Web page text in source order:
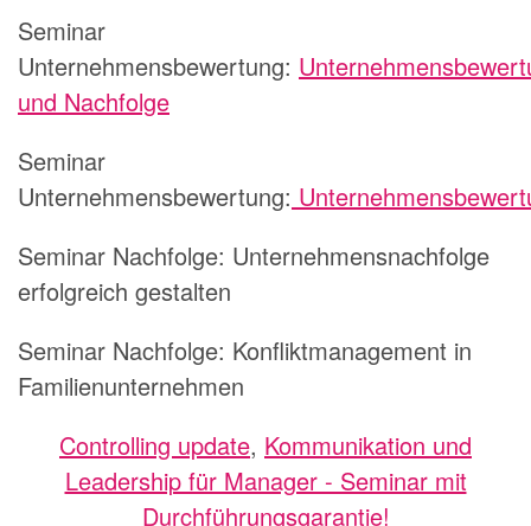
Seminar
Unternehmensbewertung:
und Nachfolge
Seminar
Unternehmensbewertung:
Seminar Nachfolge: Unternehmensnachfolge
erfolgreich gestalten
Seminar Nachfolge: Konfliktmanagement in
Familienunternehmen
Controlling update, Kommunikation und
Leadership für Manager - Seminar mit
Durchführungsgarantie!